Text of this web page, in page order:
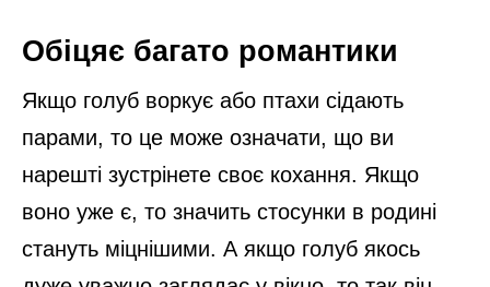
Обіцяє багато романтики
Якщо голуб воркує або птахи сідають
парами, то це може означати, що ви
нарешті зустрінете своє кохання. Якщо
воно уже є, то значить стосунки в родині
стануть міцнішими. А якщо голуб якось